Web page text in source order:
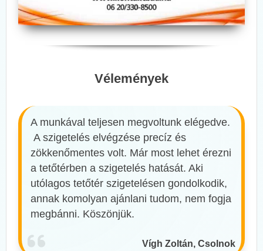
Vélemények
A munkával teljesen megvoltunk elégedve.
A szigetelés elvégzése precíz és
zökkenőmentes volt. Már most lehet érezni
a tetőtérben a szigetelés hatását. Aki
utólagos tetőtér szigetelésen gondolkodik,
annak komolyan ajánlani tudom, nem fogja
megbánni. Köszönjük.
Vígh Zoltán, Csolnok